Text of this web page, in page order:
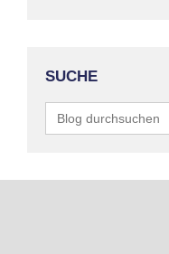
SUCHE
Search
for: